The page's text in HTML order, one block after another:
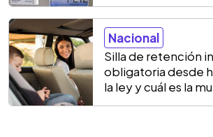
Nacional
Silla de retención
obligatoria desde
la ley y cuál es la